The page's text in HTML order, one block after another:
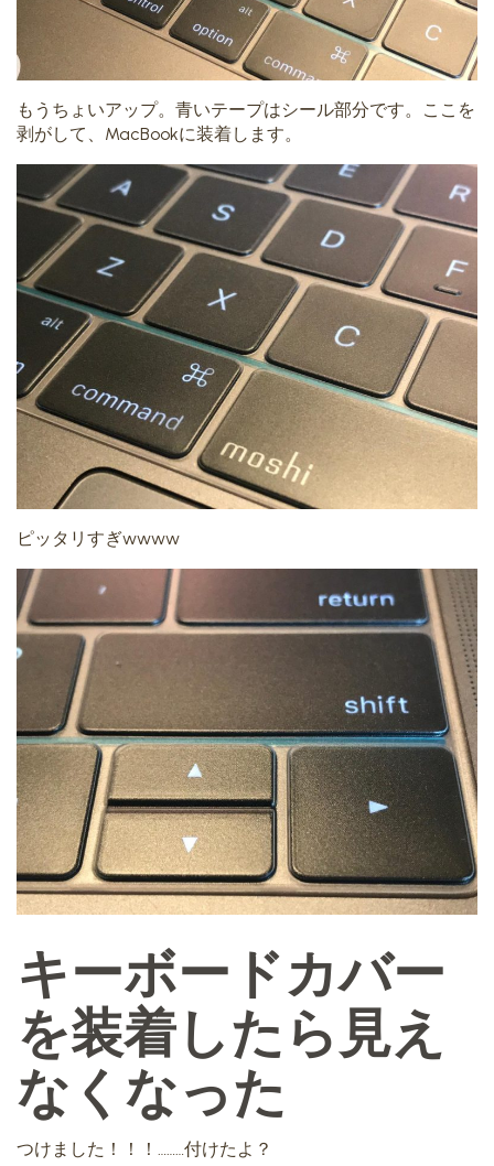
もうちょいアップ。青いテープはシール部分です。ここを
剥がして、MacBookに装着します。
ピッタリすぎwwww
キーボードカバー
を装着したら見え
なくなった
つけました！！！………付けたよ？